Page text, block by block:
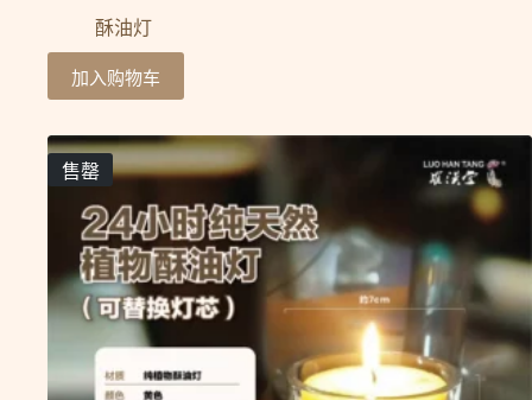
酥油灯
加入购物车
售罄